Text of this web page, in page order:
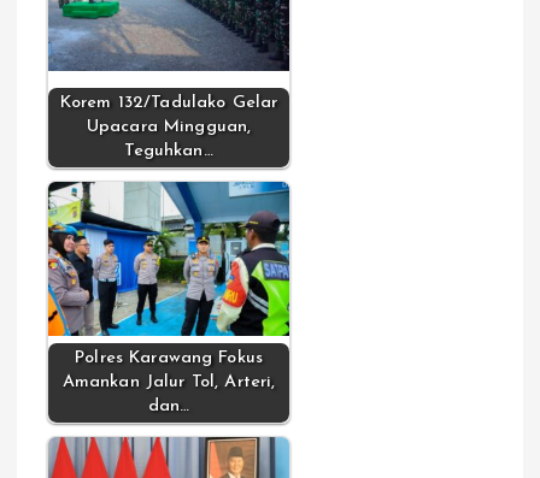
Korem 132/Tadulako Gelar
Upacara Mingguan,
Teguhkan…
Polres Karawang Fokus
Amankan Jalur Tol, Arteri,
dan…